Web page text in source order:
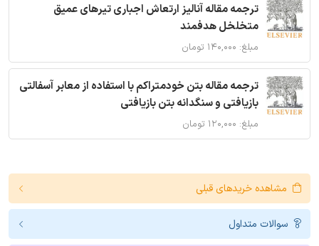
ترجمه مقاله آنالیز ارتعاش اجباری تیرهای عمیق
متخلخل هدفمند
مبلغ: ۱۴۰,۰۰۰ تومان
ترجمه مقاله بتن خودمتراکم با استفاده از معابر آسفالتی
بازیافتی و سنگدانه بتن بازیافتی
مبلغ: ۱۲۰,۰۰۰ تومان
مشاهده خریدهای قبلی
سوالات متداول